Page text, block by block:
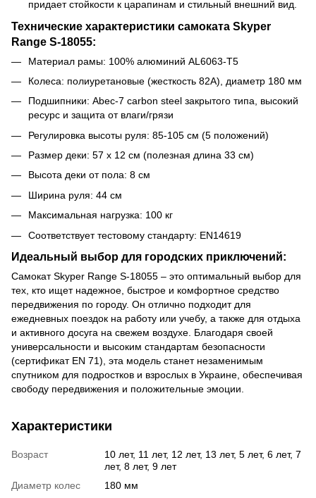
придает стойкости к царапинам и стильный внешний вид.
Технические характеристики самоката Skyper
Range S-18055:
Материал рамы: 100% алюминий AL6063-T5
Колеса: полиуретановые (жесткость 82А), диаметр 180 мм
Подшипники: Abec-7 carbon steel закрытого типа, высокий
ресурс и защита от влаги/грязи
Регулировка высоты руля: 85-105 см (5 положений)
Размер деки: 57 х 12 см (полезная длина 33 см)
Высота деки от пола: 8 см
Ширина руля: 44 см
Максимальная нагрузка: 100 кг
Соответствует тестовому стандарту: EN14619
Идеальный выбор для городских приключений:
Самокат Skyper Range S-18055 – это оптимальный выбор для
тех, кто ищет надежное, быстрое и комфортное средство
передвижения по городу. Он отлично подходит для
ежедневных поездок на работу или учебу, а также для отдыха
и активного досуга на свежем воздухе. Благодаря своей
универсальности и высоким стандартам безопасности
(сертификат EN 71), эта модель станет незаменимым
спутником для подростков и взрослых в Украине, обеспечивая
свободу передвижения и положительные эмоции.
Характеристики
Возраст
10 лет, 11 лет, 12 лет, 13 лет, 5 лет, 6 лет, 7
лет, 8 лет, 9 лет
Диаметр колес
180 мм